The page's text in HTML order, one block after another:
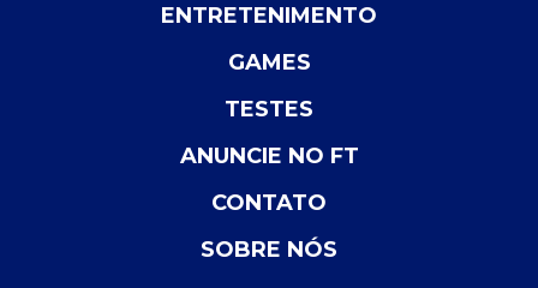
ENTRETENIMENTO
GAMES
TESTES
ANUNCIE NO FT
CONTATO
SOBRE NÓS